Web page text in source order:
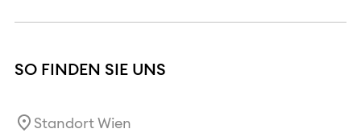
SO FINDEN SIE UNS
Standort Wien